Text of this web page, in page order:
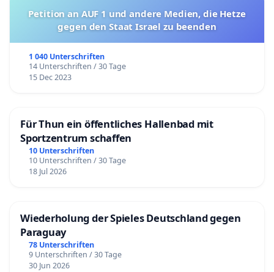
Petition an AUF 1 und andere Medien, die Hetze
gegen den Staat Israel zu beenden
1 040 Unterschriften
14 Unterschriften / 30 Tage
15 Dec 2023
Für Thun ein öffentliches Hallenbad mit
Sportzentrum schaffen
10 Unterschriften
10 Unterschriften / 30 Tage
18 Jul 2026
Wiederholung der Spieles Deutschland gegen
Paraguay
78 Unterschriften
9 Unterschriften / 30 Tage
30 Jun 2026